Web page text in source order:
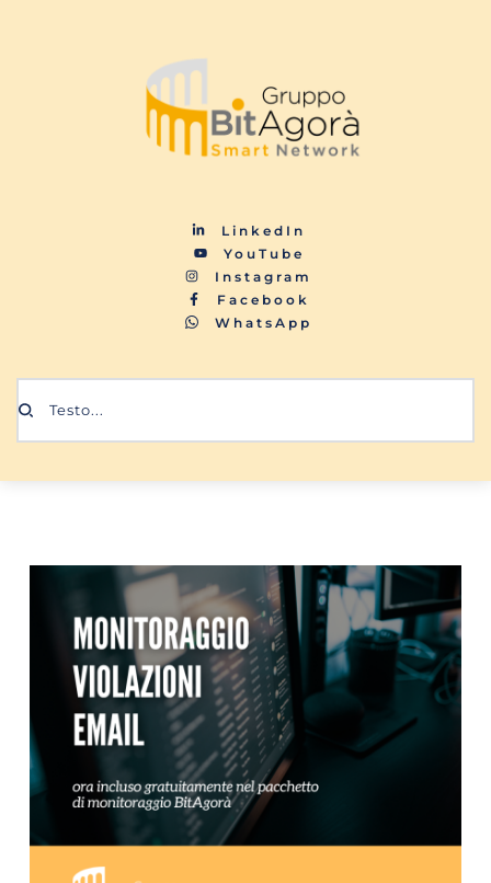
LinkedIn
YouTube
Instagram
Facebook
WhatsApp
Testo...